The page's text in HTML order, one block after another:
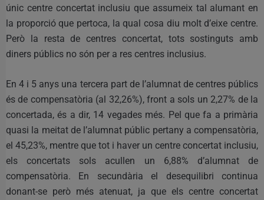
únic centre concertat inclusiu que assumeix tal alumant en
la proporció que pertoca, la qual cosa diu molt d’eixe centre.
Però la resta de centres concertat, tots sostinguts amb
diners públics no són per a res centres inclusius.
En 4 i 5 anys una tercera part de l’alumnat de centres públics
és de compensatòria (al 32,26%), front a sols un 2,27% de la
concertada, és a dir, 14 vegades més. Pel que fa a primària
quasi la meitat de l’alumnat públic pertany a compensatòria,
el 45,23%, mentre que tot i haver un centre concertat inclusiu,
els concertats sols acullen un 6,88% d’alumnat de
compensatòria. En secundària el desequilibri continua
donant-se però més atenuat, ja que els centre concertat